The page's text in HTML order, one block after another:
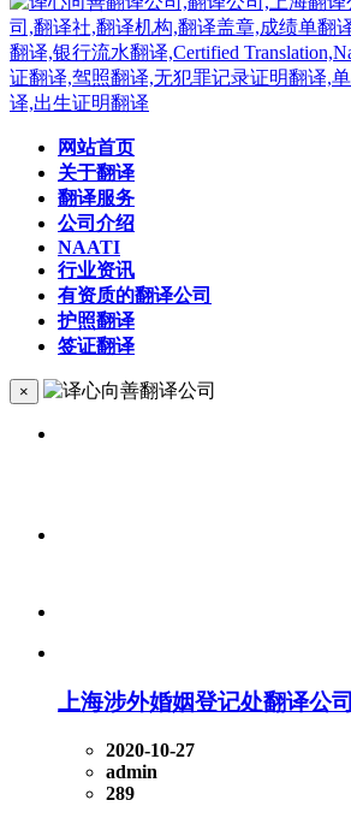
网站首页
关于翻译
翻译服务
公司介绍
NAATI
行业资讯
有资质的翻译公司
护照翻译
签证翻译
×
上海涉外婚姻登记处翻译公司
2020-10-27
admin
289